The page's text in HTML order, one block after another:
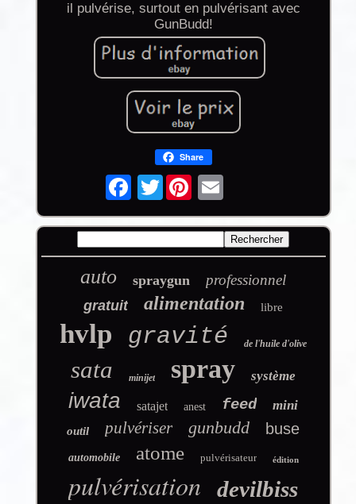
il pulvérise, surtout en pulvérisant avec
GunBudd!
Share
Twitter
auto spraygun professionnel
gratuit alimentation libre
hvlp gravité de l'huile d'olive
sata minijet spray système
iwata satajet anest feed mini
outil pulvériser gunbudd buse
automobile atome pulvérisateur édition
pulvérisation devilbiss